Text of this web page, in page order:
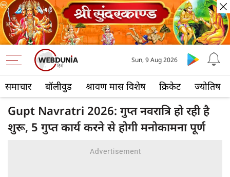
समाचार बॉलीवुड श्रावण मास विशेष क्रिकेट ज्योतिष
Sun, 9 Aug 2026
Gupt Navratri 2026: गुप्त नवरात्रि हो रही है
शुरू, 5 गुप्त कार्य करने से होगी मनोकामना पूर्ण